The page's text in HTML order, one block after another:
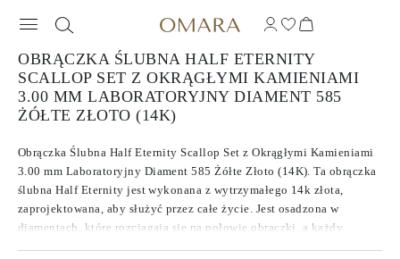
OBRĄCZKA ŚLUBNA HALF ETERNITY
SCALLOP SET Z OKRĄGŁYMI KAMIENIAMI
3.00 MM LABORATORYJNY DIAMENT 585
ŻÓŁTE ZŁOTO (14K)
Obrączka Ślubna Half Eternity Scallop Set z Okrągłymi Kamieniami
3.00 mm Laboratoryjny Diament 585 Żółte Złoto (14K). Ta obrączka
ślubna Half Eternity jest wykonana z wytrzymałego 14k złota,
zaprojektowana, aby służyć przez całe życie. Jest osadzona w
diamentach, które rozciągają się na połowie obrączki, a każdy